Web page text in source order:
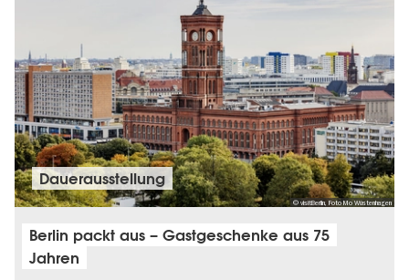
© visitBerlin, Foto Mo Wüstenhagen
Dauer­aus­stel­lung
Berlin packt aus – Gastgeschenke aus 75
Jahren